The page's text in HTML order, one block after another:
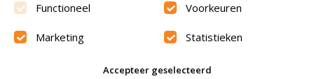
Beoordeling9.6
Functioneel Voorkeuren
Marketing Statistieken
Accepteer geselecteerd